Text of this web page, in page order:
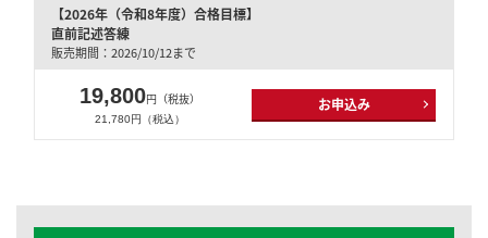
【2026年（令和8年度）合格目標】
直前記述答練
販売期間：2026/10/12まで
19,800円（税抜）
21,780円（税込）
お申込み